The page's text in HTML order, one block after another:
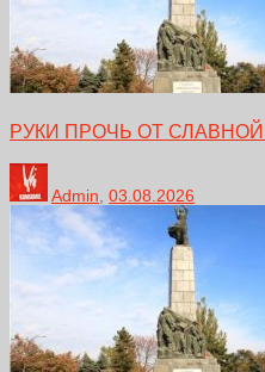
РУКИ ПРОЧЬ ОТ
Admin 03.08.2026